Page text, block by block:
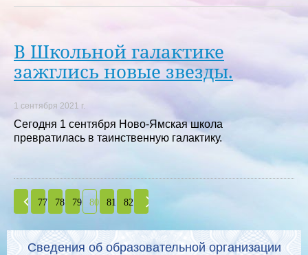
В Школьной галактике
зажглись новые звезды.
1 сентября 2021 г.
Сегодня 1 сентября Ново-Ямская школа
превратилась в таинственную галактику.
77 78 79 80 81 82
Сведения об образовательной организации